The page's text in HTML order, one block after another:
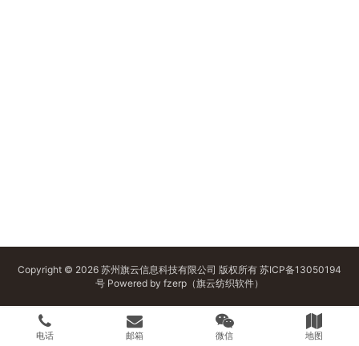
Copyright © 2026 苏州旗云信息科技有限公司 版权所有 苏ICP备13050194
号 Powered by fzerp（旗云纺织软件）
电话 邮箱 微信 地图